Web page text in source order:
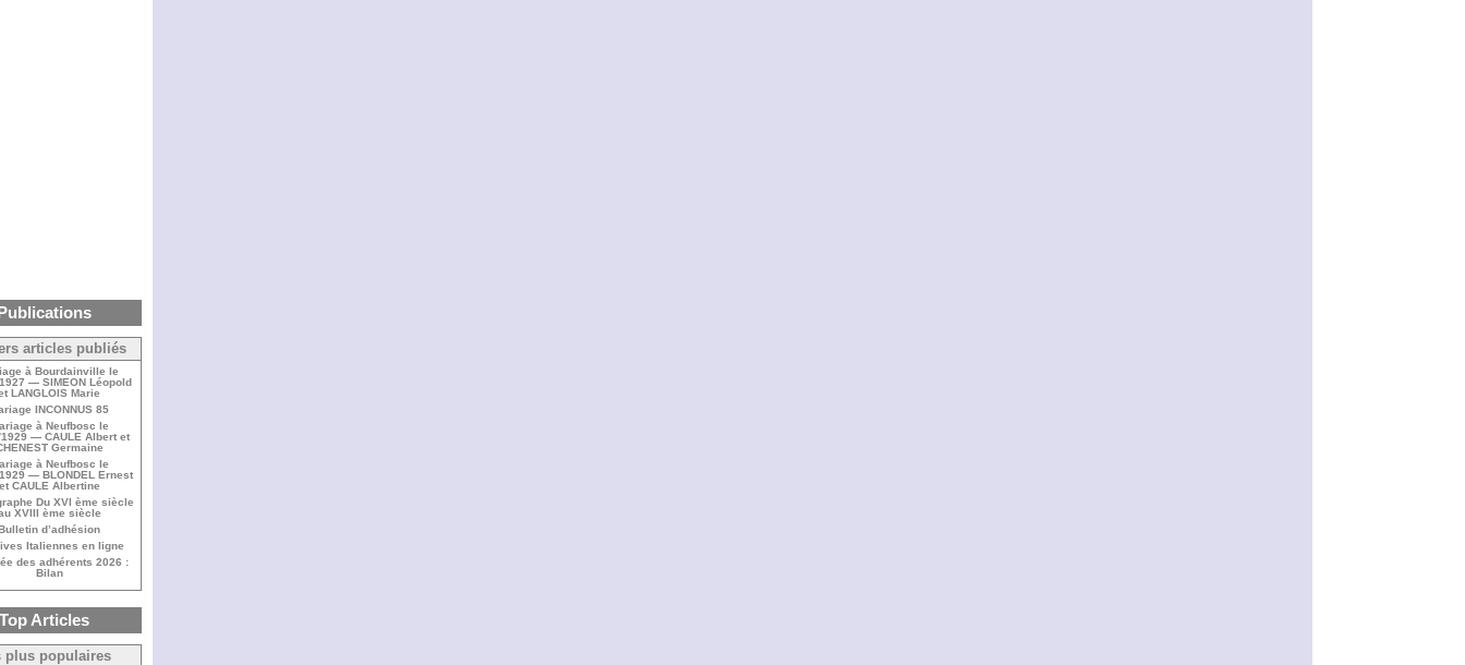
articles publiés
à Bourdainville le
— SIMEON Léopold
LANGLOIS Marie
INCONNUS 85
à Neufbosc le
— CAULE Albert et
Germaine
à Neufbosc le
— BLONDEL Ernest
CAULE Albertine
Du XVI ème siècle
XVIII ème siècle
d’adhésion
Italiennes en ligne
des adhérents 2026 :
Bilan
Articles
plus populaires